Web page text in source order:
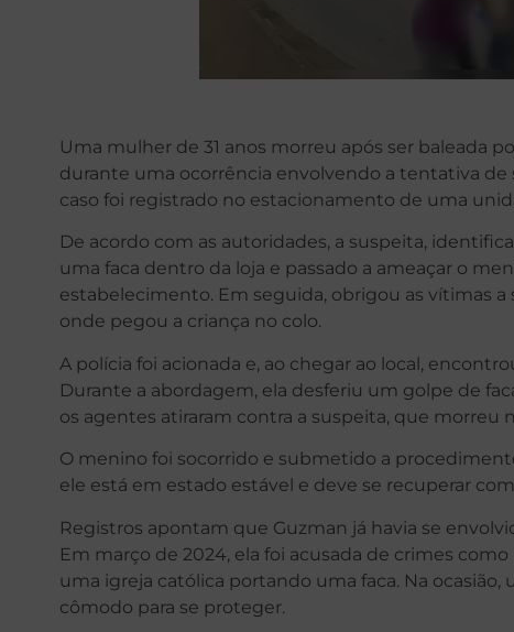
Uma mulher de 31 anos morreu após ser baleada
durante uma ocorrência envolvendo a tentativa de
caso foi registrado no estacionamento de uma
De acordo com as autoridades, a suspeita,
uma faca dentro da loja e passado a ameaçar o
estabelecimento. Em seguida, obrigou as vítimas
onde pegou a criança no colo.
A polícia foi acionada e, ao chegar ao local,
Durante a abordagem, ela desferiu um golpe de
os agentes atiraram contra a suspeita, que morreu
O menino foi socorrido e submetido a
ele está em estado estável e deve se recuperar
Registros apontam que Guzman já havia se
Em março de 2024, ela foi acusada de crimes
uma igreja católica portando uma faca. Na
cômodo para se proteger.